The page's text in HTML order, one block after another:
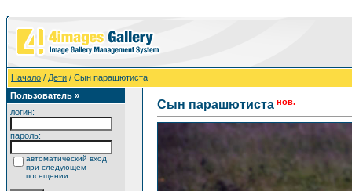
Начало / Дети / Сын парашютиста
Пользователь »
логин:
пароль:
автоматический вход
при следующем
посещении.
Сын парашютиста нов.